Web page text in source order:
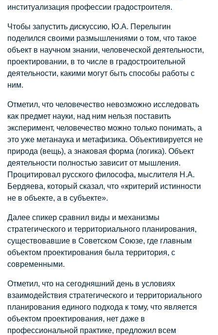
институализация профессии градостроителя.
Чтобы запустить дискуссию, Ю.А. Перелыгин
поделился своими размышлениями о том, что такое
объект в научном знании, человеческой деятельности,
проектировании, в то числе в градостроительной
деятельности, какими могут быть способы работы с
ним.
Отметил, что человечество невозможно исследовать
как предмет науки, над ним нельзя поставить
эксперимент, человечество можно только понимать, а
это уже метанаука и метафизика. Объективируется не
природа (вещь), а знаковая форма (логика). Объект
деятельности полностью зависит от мышления.
Процитировал русского философа, мыслителя Н.А.
Бердяева, который сказал, что «критерий истинности
не в объекте, а в субъекте».
Далее спикер сравнил виды и механизмы
стратегического и территориального планирования,
существовавшие в Советском Союзе, где главным
объектом проектирования была территория, с
современными.
Отметил, что на сегодняшний день в условиях
взаимодействия стратегического и территориального
планирования единого подхода к тому, что является
объектом проектирования, нет даже в
профессиональной практике, предложил всем